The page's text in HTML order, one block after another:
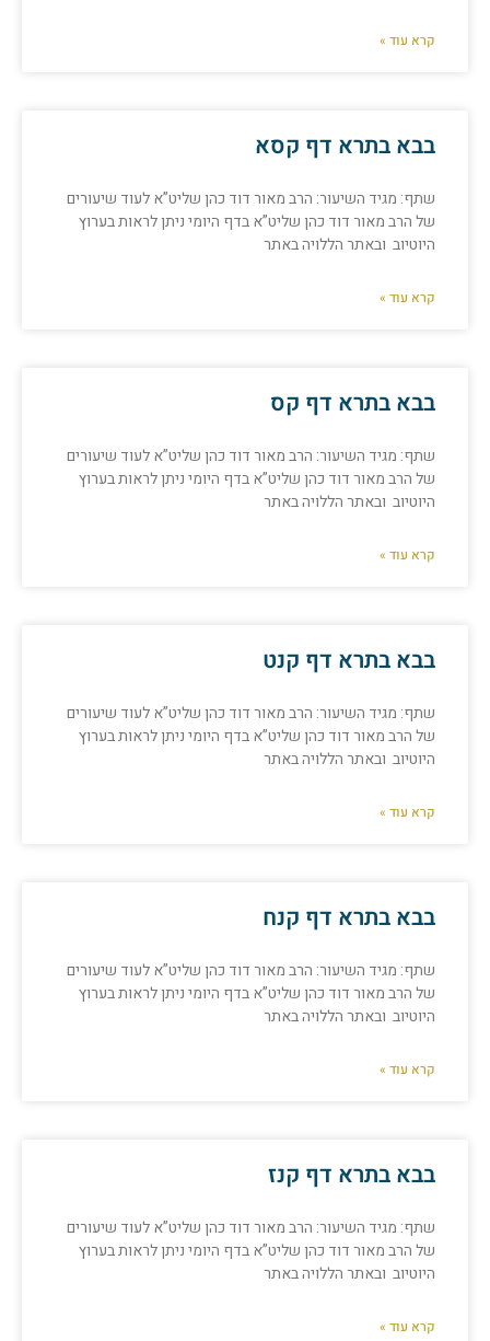
קרא עוד »
בבא בתרא דף קסא
שתף: מגיד השיעור: הרב מאור דוד כהן שליט”א לעוד שיעורים
של הרב מאור דוד כהן שליט”א בדף היומי ניתן לראות בערוץ
היוטיוב ובאתר הללויה באתר
קרא עוד »
בבא בתרא דף קס
שתף: מגיד השיעור: הרב מאור דוד כהן שליט”א לעוד שיעורים
של הרב מאור דוד כהן שליט”א בדף היומי ניתן לראות בערוץ
היוטיוב ובאתר הללויה באתר
קרא עוד »
בבא בתרא דף קנט
שתף: מגיד השיעור: הרב מאור דוד כהן שליט”א לעוד שיעורים
של הרב מאור דוד כהן שליט”א בדף היומי ניתן לראות בערוץ
היוטיוב ובאתר הללויה באתר
קרא עוד »
בבא בתרא דף קנח
שתף: מגיד השיעור: הרב מאור דוד כהן שליט”א לעוד שיעורים
של הרב מאור דוד כהן שליט”א בדף היומי ניתן לראות בערוץ
היוטיוב ובאתר הללויה באתר
קרא עוד »
בבא בתרא דף קנז
שתף: מגיד השיעור: הרב מאור דוד כהן שליט”א לעוד שיעורים
של הרב מאור דוד כהן שליט”א בדף היומי ניתן לראות בערוץ
היוטיוב ובאתר הללויה באתר
קרא עוד »